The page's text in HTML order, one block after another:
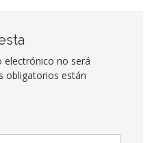
electrónico no será
obligatorios están